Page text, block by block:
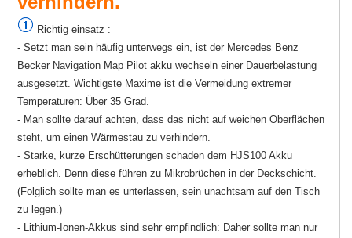
Richtig einsatz :
- Setzt man sein häufig unterwegs ein, ist der Mercedes Benz
Becker Navigation Map Pilot akku wechseln einer Dauerbelastung
ausgesetzt. Wichtigste Maxime ist die Vermeidung extremer
Temperaturen: Über 35 Grad.
- Man sollte darauf achten, dass das nicht auf weichen Oberflächen
steht, um einen Wärmestau zu verhindern.
- Starke, kurze Erschütterungen schaden dem HJS100 Akku
erheblich. Denn diese führen zu Mikrobrüchen in der Deckschicht.
(Folglich sollte man es unterlassen, sein unachtsam auf den Tisch
zu legen.)
- Lithium-Ionen-Akkus sind sehr empfindlich: Daher sollte man nur